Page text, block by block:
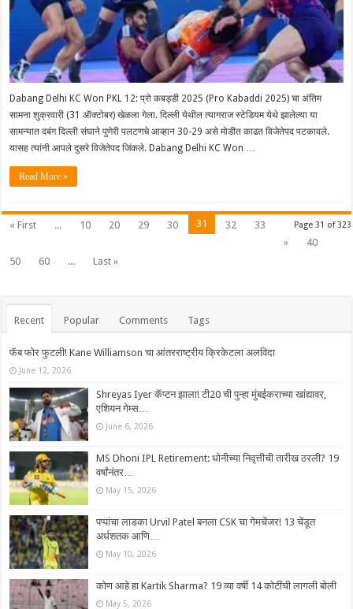
Dabang Delhi KC Won PKL 12: प्रो कबड्डी 2025 (Pro Kabaddi 2025) चा अंतिम
सामना शुक्रवारी (31 ऑक्टोबर) खेळला गेला. दिल्ली येथील त्यागराज स्टेडियम येथे झालेल्या या
सामन्यात दबंग दिल्ली संघाने पुणेरी पलटणचे आव्हान 30-29 असे मोडीत काढत विजेतेपद पटकावले.
यासह त्यांनी आपले दुसरे विजेतेपद जिंकले. Dabang Delhi KC Won …
Read More »
Page 31 of 323
« First ... 10 20 29 30 31 32
33
»
40
50
60 ... Last »
Recent Popular Comments Tags
फॅब फोर फुटली! Kane Williamson चा आंतरराष्ट्रीय क्रिकेटला अलविदा
June 12, 2026
Shreyas Iyer कॅप्टन झाला! टी20 ची पुन्हा मुंबईकराच्या खांद्यावर,
एशियन गेम्स…
June 6, 2026
MS Dhoni IPL Retirement: धोनीच्या निवृत्तीची तारीख ठरली? 19
वर्षांनंतर…
May 15, 2026
पप्पांचा लाडका Urvil Patel बनला CSK चा गेमचेंजर! 13 चेंडूत
अर्धशतक आणि…
May 10, 2026
कोण आहे हा Kartik Sharma? 19 व्या वर्षी 14 कोटींची लागली बोली
May 5, 2026